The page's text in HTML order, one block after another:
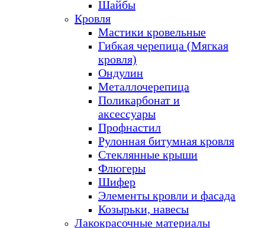
Шайбы
Кровля
Мастики кровельные
Гибкая черепица (Мягкая
кровля)
Ондулин
Металлочерепица
Поликарбонат и
аксессуары
Профнастил
Рулонная битумная кровля
Стеклянные крыши
Флюгеры
Шифер
Элементы кровли и фасада
Козырьки, навесы
Лакокрасочные материалы